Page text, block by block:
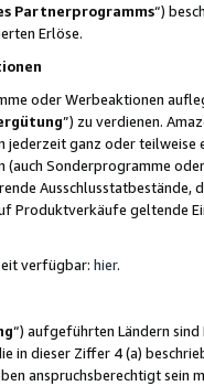
Partnerprogramms“)
Erlöse.
oder Werbeaktionen
”) zu verdienen.
ganz oder
Sonderprogramme
Ausschlusstatbestände,
Produktverkäufe geltende
verfügbar: hier.
“) aufgeführten Ländern
in dieser Ziffer 4 (a)
anspruchsberechtigt sein